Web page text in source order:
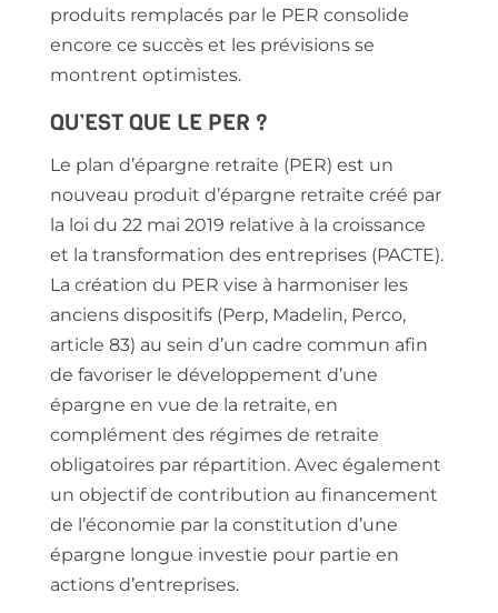
produits remplacés par le PER consolide
encore ce succès et les prévisions se
montrent optimistes.
QU’EST QUE LE PER ?
Le plan d’épargne retraite (PER) est un
nouveau produit d’épargne retraite créé par
la loi du 22 mai 2019 relative à la croissance
et la transformation des entreprises (PACTE).
La création du PER vise à harmoniser les
anciens dispositifs (Perp, Madelin, Perco,
article 83) au sein d’un cadre commun afin
de favoriser le développement d’une
épargne en vue de la retraite, en
complément des régimes de retraite
obligatoires par répartition. Avec également
un objectif de contribution au financement
de l’économie par la constitution d’une
épargne longue investie pour partie en
actions d’entreprises.